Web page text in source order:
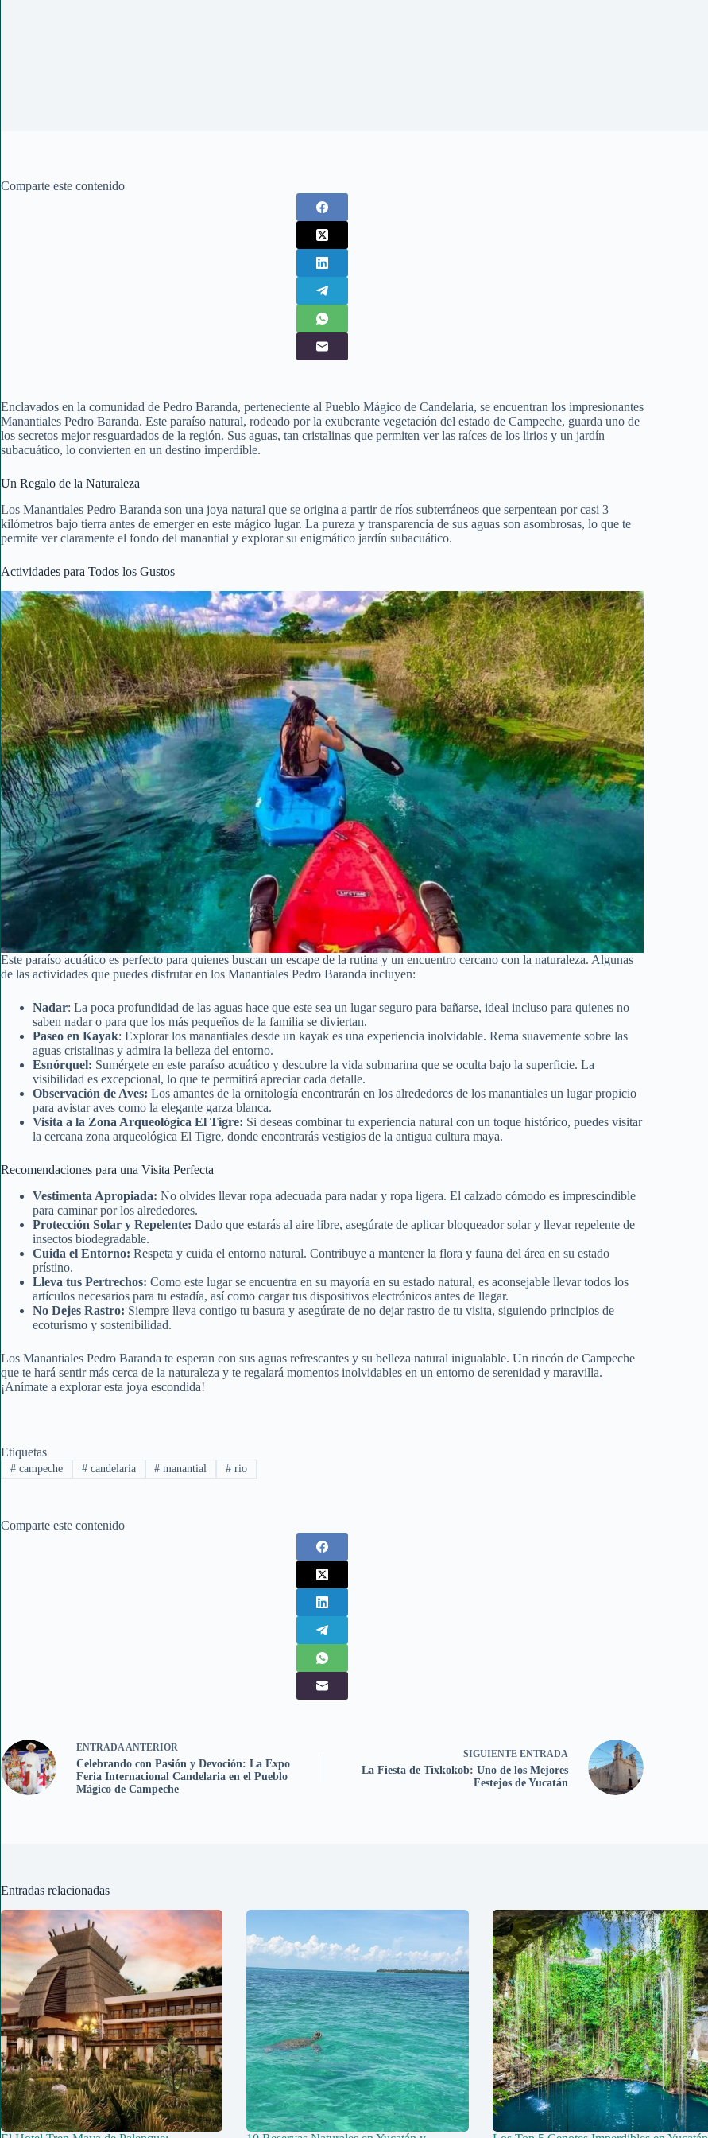
Comparte este contenido
Enclavados en la comunidad de Pedro Baranda, perteneciente al Pueblo Mágico de Candelaria, se encuentran los impresionantes
Manantiales Pedro Baranda. Este paraíso natural, rodeado por la exuberante vegetación del estado de Campeche, guarda uno de
los secretos mejor resguardados de la región. Sus aguas, tan cristalinas que permiten ver las raíces de los lirios y un jardín
subacuático, lo convierten en un destino imperdible.
Un Regalo de la Naturaleza
Los Manantiales Pedro Baranda son una joya natural que se origina a partir de ríos subterráneos que serpentean por casi 3
kilómetros bajo tierra antes de emerger en este mágico lugar. La pureza y transparencia de sus aguas son asombrosas, lo que te
permite ver claramente el fondo del manantial y explorar su enigmático jardín subacuático.
Actividades para Todos los Gustos
Este paraíso acuático es perfecto para quienes buscan un escape de la rutina y un encuentro cercano con la naturaleza. Algunas
de las actividades que puedes disfrutar en los Manantiales Pedro Baranda incluyen:
Nadar: La poca profundidad de las aguas hace que este sea un lugar seguro para bañarse, ideal incluso para quienes no
saben nadar o para que los más pequeños de la familia se diviertan.
Paseo en Kayak: Explorar los manantiales desde un kayak es una experiencia inolvidable. Rema suavemente sobre las
aguas cristalinas y admira la belleza del entorno.
Esnórquel: Sumérgete en este paraíso acuático y descubre la vida submarina que se oculta bajo la superficie. La
visibilidad es excepcional, lo que te permitirá apreciar cada detalle.
Observación de Aves: Los amantes de la ornitología encontrarán en los alrededores de los manantiales un lugar propicio
para avistar aves como la elegante garza blanca.
Visita a la Zona Arqueológica El Tigre: Si deseas combinar tu experiencia natural con un toque histórico, puedes visitar
la cercana zona arqueológica El Tigre, donde encontrarás vestigios de la antigua cultura maya.
Recomendaciones para una Visita Perfecta
Vestimenta Apropiada: No olvides llevar ropa adecuada para nadar y ropa ligera. El calzado cómodo es imprescindible
para caminar por los alrededores.
Protección Solar y Repelente: Dado que estarás al aire libre, asegúrate de aplicar bloqueador solar y llevar repelente de
insectos biodegradable.
Cuida el Entorno: Respeta y cuida el entorno natural. Contribuye a mantener la flora y fauna del área en su estado
prístino.
Lleva tus Pertrechos: Como este lugar se encuentra en su mayoría en su estado natural, es aconsejable llevar todos los
artículos necesarios para tu estadía, así como cargar tus dispositivos electrónicos antes de llegar.
No Dejes Rastro: Siempre lleva contigo tu basura y asegúrate de no dejar rastro de tu visita, siguiendo principios de
ecoturismo y sostenibilidad.
Los Manantiales Pedro Baranda te esperan con sus aguas refrescantes y su belleza natural inigualable. Un rincón de Campeche
que te hará sentir más cerca de la naturaleza y te regalará momentos inolvidables en un entorno de serenidad y maravilla.
¡Anímate a explorar esta joya escondida!
Etiquetas
#campeche #candelaria # manantial # rio
Comparte este contenido
ENTRADAANTERIOR
Celebrando con Pasión y Devoción: La Expo
Feria Internacional Candelaria en el Pueblo
Mágico de Campeche
SIGUIENTEENTRADA
La Fiesta de Tixkokob: Uno de los Mejores
Festejos de Yucatán
Entradas relacionadas